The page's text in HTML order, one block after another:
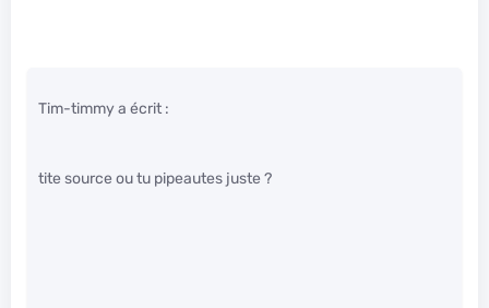
Tim-timmy a écrit :
tite source ou tu pipeautes juste ?